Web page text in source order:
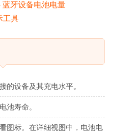
的设备及其充电水平。
池寿命。
图标。在详细视图中，电池电